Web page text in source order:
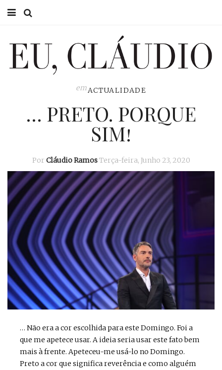
EU CLÁUDIO
EU NA TV
emACTUALIDADE
… PRETO. PORQUE
SIM!
Por Cláudio RamosTerça-feira, Junho 23, 2020
… Não era a cor escolhida para este Domingo. Foi a
que me apetece usar. A ideia seria usar este fato bem
mais à frente. Apeteceu-me usá-lo no Domingo.
Preto a cor que significa reverência e como alguém